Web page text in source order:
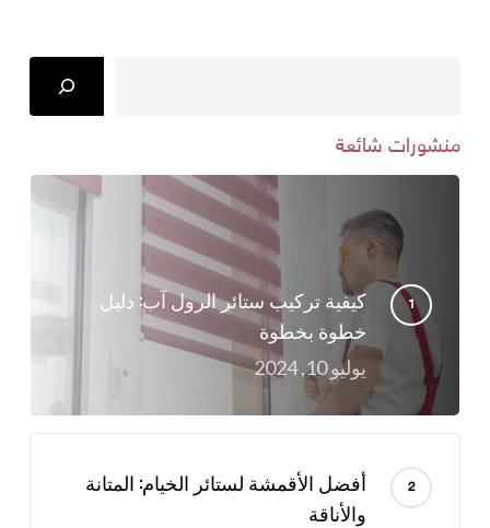
منشورات شائعة
كيفية تركيب ستائر الرول آب: دليل
خطوة بخطوة
يوليو 10, 2024
أفضل الأقمشة لستائر الخيام: المتانة
والأناقة